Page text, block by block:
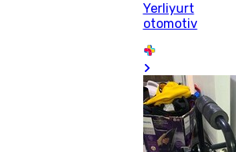
Yerliyurt
otomotiv